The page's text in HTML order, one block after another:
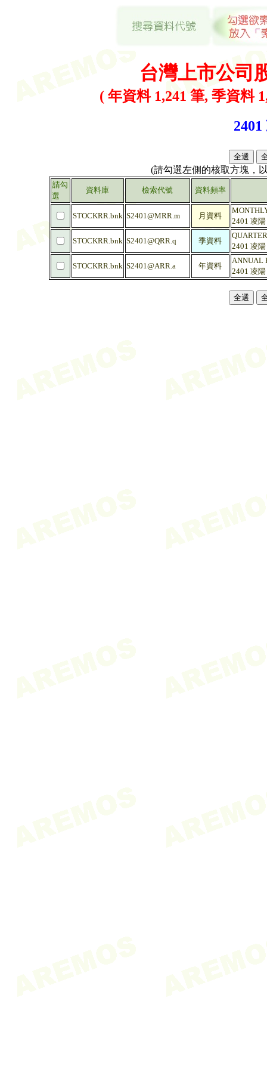
台灣上市公司
( 年資料 1,241 筆, 季資料
(請勾選左側的核取方塊，
請勾
選
資料庫 檢索代號 資料頻率
STOCKRR.bnk S2401@MRR.m 月資料
2401 凌
STOCKRR.bnk S2401@QRR.q 季資料
2401 凌
STOCKRR.bnk S2401@ARR.a 年資料
ANNUAL
2401 凌